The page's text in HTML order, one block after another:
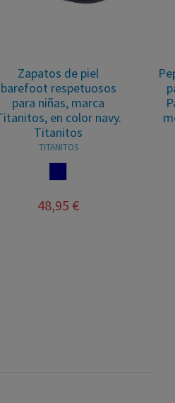
Pepitos respetuosos
para niños, marca
Pablosky, en color
mostaza. Pablosky
PABLOSKY